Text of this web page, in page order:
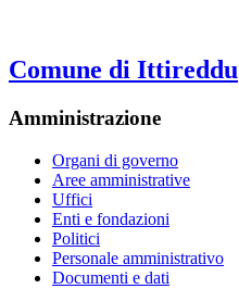
Comune di Ittireddu
Amministrazione
Organi di governo
Aree amministrative
Uffici
Enti e fondazioni
Politici
Personale amministrativo
Documenti e dati